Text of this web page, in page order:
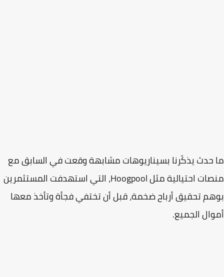
يذكّرنا بسيناريوهات مشابهة وقعت في السابق مع
احتيالية مثلHoogpool، التي استهدفت المستثمرين
تحقيق أرباح ضخمة، قبل أن تختفي فجأة وتأخذ معها
الجميع.